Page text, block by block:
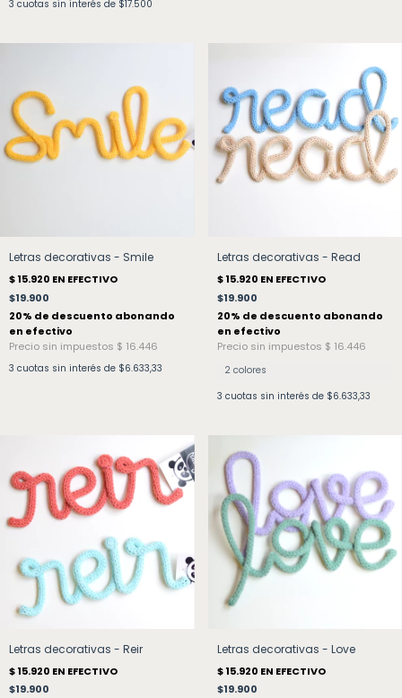
3 cuotas sin interés de $17.500
Letras decorativas - Smile
$19.900
3 cuotas sin interés de $6.633,33
Letras decorativas - Read
$19.900
2 colores
3 cuotas sin interés de $6.633,33
Letras decorativas - Reir
$19.900
Letras decorativas - Love
$19.900